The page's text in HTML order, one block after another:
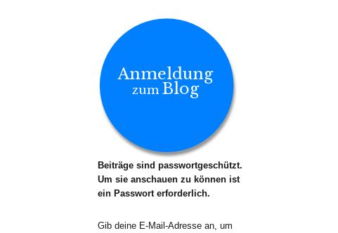
Anmeldung
zum Blog
Beiträge sind passwortgeschützt.
Um sie anschauen zu können ist
ein Passwort erforderlich.
Gib deine E-Mail-Adresse an, um